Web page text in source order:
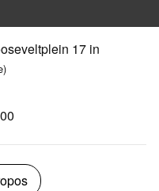
17 in